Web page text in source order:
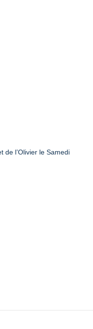
de l’Olivier le Samedi